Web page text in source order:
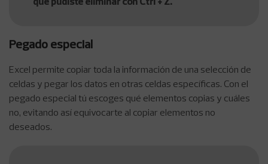
Pegado especial
Excel permite copiar toda la información de una selección de
celdas y pegar los datos en otras celdas específicas. Con el
pegado especial tú escoges qué elementos copias y cuáles
no, evitando así equivocarte al copiar elementos no
deseados.